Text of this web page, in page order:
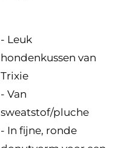
- Leuk
hondenkussen van
Trixie
- Van
sweatstof/pluche
- In fijne, ronde